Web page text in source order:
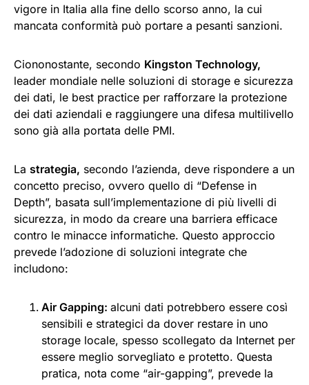
vigore in Italia alla fine dello scorso anno, la cui
mancata conformità può portare a pesanti sanzioni.
Ciononostante, secondo Kingston Technology,
leader mondiale nelle soluzioni di storage e sicurezza
dei dati, le best practice per rafforzare la protezione
dei dati aziendali e raggiungere una difesa multilivello
sono già alla portata delle PMI.
La strategia, secondo l’azienda, deve rispondere a un
concetto preciso, ovvero quello di “Defense in
Depth”, basata sull’implementazione di più livelli di
sicurezza, in modo da creare una barriera efficace
contro le minacce informatiche. Questo approccio
prevede l’adozione di soluzioni integrate che
includono:
Air Gapping: alcuni dati potrebbero essere così
sensibili e strategici da dover restare in uno
storage locale, spesso scollegato da Internet per
essere meglio sorvegliato e protetto. Questa
pratica, nota come “air-gapping”, prevede la